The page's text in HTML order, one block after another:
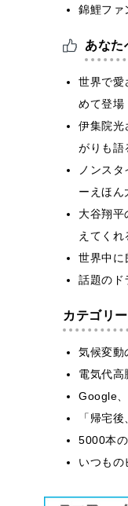
錦鯉フ
あなた
世界で愛
めて登場
伊集院光
がりも語
ノンス
ーえほん
大谷翔平
えてくれ
世界中に
話題のド
カテゴリ
気候変動
電気代
Google
「帰宅
5000本
いつも